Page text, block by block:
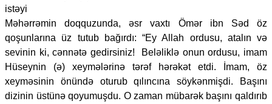
istəyi
Məhərrəmin doqquzunda, əsr vaxtı Ömər ibn Səd öz
qoşunlarına üz tutub bağırdı: “Ey Allah ordusu, atalın və
sevinin ki, cənnətə gedirsiniz! Beləliklə onun ordusu, imam
Hüseynin (ə) xeymələrinə tərəf hərəkət etdi. İmam, öz
xeyməsinin önündə oturub qılıncına söykənmişdi. Başını
dizinin üstünə qoyumuşdu. O zaman mübarək başını qaldırıb